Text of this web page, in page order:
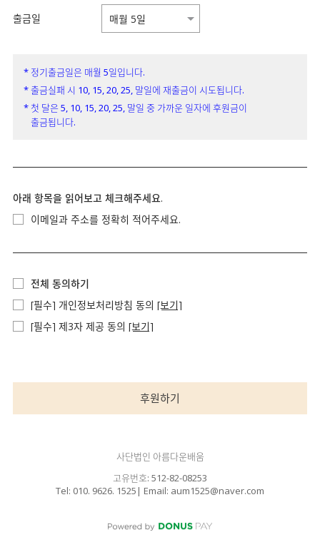
출금일
* 정기출금일은 매월 5일입니다.
* 출금실패 시 10, 15, 20, 25, 말일에 재출금이 시도됩니다.
* 첫 달은 5, 10, 15, 20, 25, 말일 중 가까운 일자에 후원금이
출금됩니다.
아래 항목을 읽어보고 체크해주세요.
이메일과 주소를 정확히 적어주세요.
전체 동의하기
[필수] 개인정보처리방침 동의 [보기]
[필수] 제3자 제공 동의 [보기]
후원하기
사단법인 아름다운배움
고유번호: 512-82-08253
Tel: 010. 9626. 1525| Email: aum1525@naver.com